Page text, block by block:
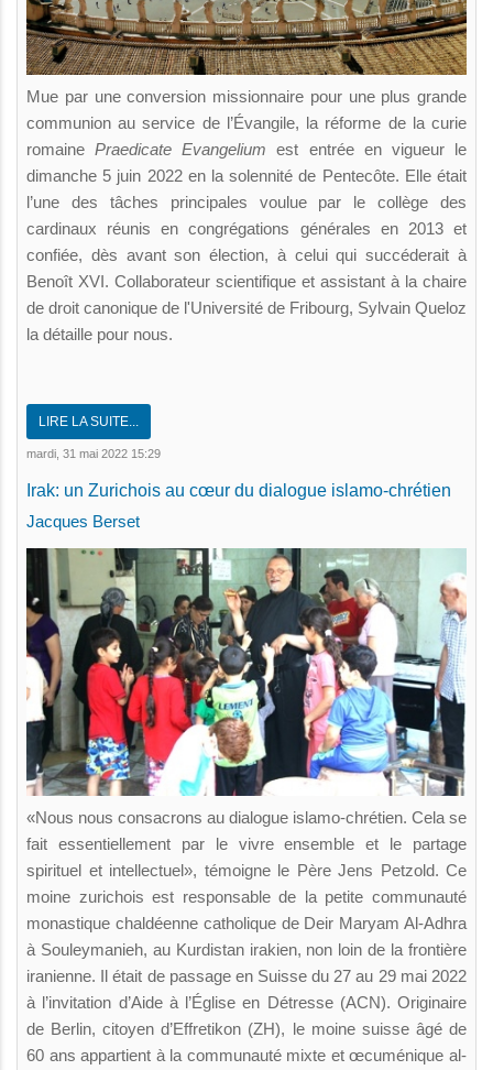
Mue par une conversion missionnaire pour une plus grande
communion au service de l’Évangile, la réforme de la curie
romainePraedicate Evangeliumest entrée en vigueur le
dimanche 5 juin 2022 en la solennité de Pentecôte. Elle était
l’une des tâches principales voulue par le collège des
cardinaux réunis en congrégations générales en 2013 et
confiée, dès avant son élection, à celui qui succéderait à
Benoît XVI. Collaborateur scientifique et assistant à la chaire
de droit canonique de l'Université de Fribourg, Sylvain Queloz
la détaille pour nous.
LIRE LA SUITE...
mardi, 31 mai 2022 15:29
Irak: un Zurichois au cœur du dialogue islamo-chrétien
Jacques Berset
«Nous nous consacrons au dialogue islamo-chrétien. Cela se
fait essentiellement par le vivre ensemble et le partage
spirituel et intellectuel», témoigne le Père Jens Petzold. Ce
moine zurichois est responsable de la petite communauté
monastique chaldéenne catholique de Deir Maryam Al-Adhra
à Souleymanieh, au Kurdistan irakien, non loin de la frontière
iranienne. Il était de passage en Suisse du 27 au 29 mai 2022
à l’invitation d’Aide à l’Église en Détresse (ACN). Originaire
de Berlin, citoyen d’Effretikon (ZH), le moine suisse âgé de
60 ans appartient à la communauté mixte et œcuménique al-